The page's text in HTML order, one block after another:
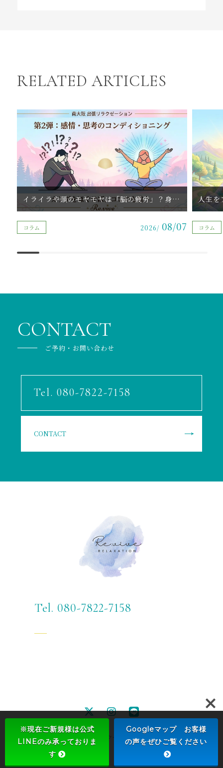
RELATED ARTICLES
コラム 2026/ 08/07
イライラや頭のモヤモヤは「脳の疲労」？身体をほぐすと感情と思考がクリアになる理由 | 萩原天神・北野田駅周辺（堺市東区）
コラム
CONTACT
ご予約・お問い合わせ
Tel. 080-7822-7158
CONTACT
Tel. 080-7822-7158
© 2024 出張リラクゼーション Re.vive
※現在ご新規様は公式
LINEのみ承っておりま
す
Googleマップ お客様
の声をぜひご覧ください